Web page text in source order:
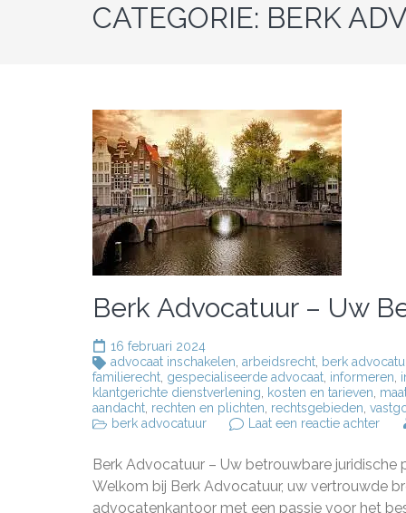
CATEGORIE: BERK
Berk Advocatuur – Uw
16 februari 2024
advocaat inschakelen arbeidsrecht berk
familierecht gespecialiseerde advocaat informeren
klantgerichte dienstverlening
kosten en tarieven
aandacht rechten en plichten rechtsgebieden
berk advocatuur
Laat een reactie achterop
–
Uw
Berk Advocatuur – Uw betrouwbare
Welkom bij Berk Advocatuur, uw vertrouwde
advocatenkantoor met een passie voor het